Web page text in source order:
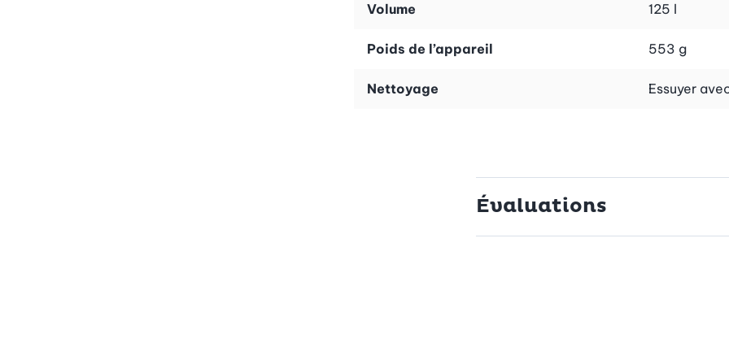
Volume 125 l
Poids de l’appareil 553 g
Nettoyage Essuyer
Évaluations